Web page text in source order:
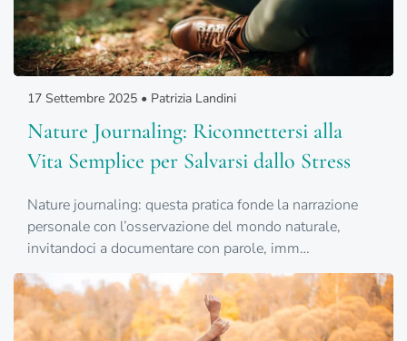
17 Settembre 2025 • Patrizia Landini
Nature Journaling: Riconnettersi alla
Vita Semplice per Salvarsi dallo Stress
Nature journaling: questa pratica fonde la narrazione
personale con l’osservazione del mondo naturale,
invitandoci a documentare con parole, imm…